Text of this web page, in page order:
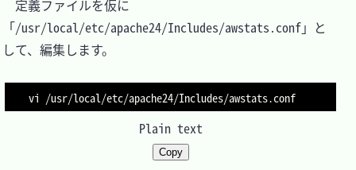
定義ファイルを仮に
「/usr/local/etc/apache24/Includes/awstats.conf」と
して、編集します。
vi /usr/local/etc/apache24/Includes/awstats.conf
Plain text
Copy